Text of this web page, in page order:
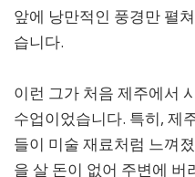
앞에 낭만적인 풍경만 펼
습니다.
이런 그가 처음 제주에서
수업이었습니다. 특히, 제
들이 미술 재료처럼 느껴
을 살 돈이 없어 주변에